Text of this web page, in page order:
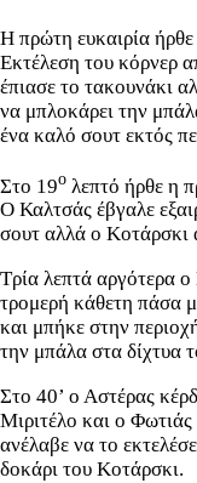
Η πρώτη ευκαιρία
Εκτέλεση του κόρνερ
έπιασε το τακουνάκι
να μπλοκάρει την
ένα καλό σουτ εκτός
Στο 19ο λεπτό ήρθε η
Ο Καλτσάς έβγαλε
σουτ αλλά ο Κοτάρσκι
Τρία λεπτά αργότερα
τρομερή κάθετη πάσα
και μπήκε στην
την μπάλα στα δίχτυα
Στο 40’ ο Αστέρας
Μιριτέλο και ο
ανέλαβε να το
δοκάρι του Κοτάρσκι.